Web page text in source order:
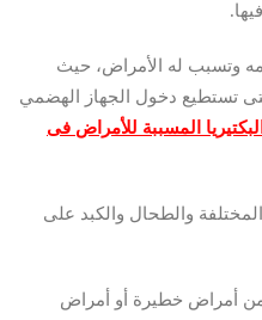
وتسبب له الأمراض، حيث
حوالي 20 دقيقة حتى تستطيع دخول الجهاز الهضمي
البكتيريا المسببة للأمراض فى
والطحال والكبد على
من أمراض خطيرة أو أمراض